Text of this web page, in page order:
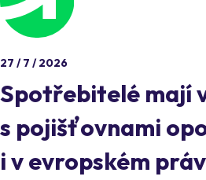
27 / 7 / 2026
Spotřebitelé mají
s pojišťovnami
i v evropském